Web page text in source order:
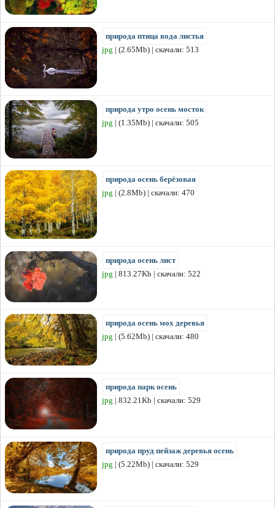
природа птица вода листья
jpg | (2.65Mb) | скачали: 513
природа утро осень мосток
jpg | (1.35Mb) | скачали: 505
природа осень берёзовая
jpg | (2.8Mb) | скачали: 470
природа осень лист
jpg | 813.27Kb | скачали: 522
природа осень мох деревья
jpg | (5.62Mb) | скачали: 480
природа парк осень
jpg | 832.21Kb | скачали: 529
природа пруд пейзаж деревья осень
jpg | (5.22Mb) | скачали: 529